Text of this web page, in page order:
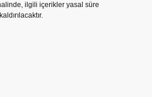
ilgili içerikler yasal süre